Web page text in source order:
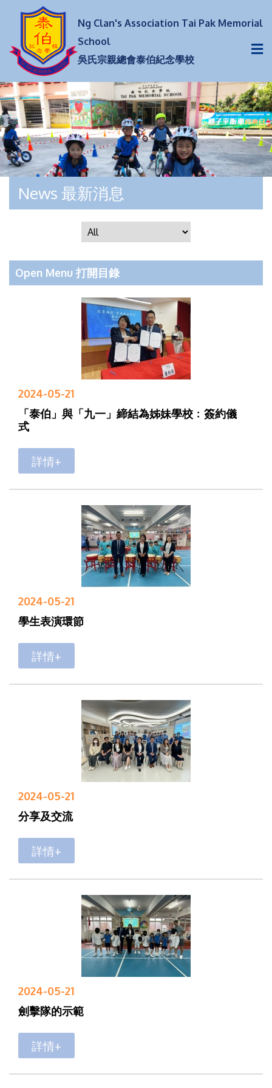
Ng Clan's Association Tai Pak Memorial
School
吳氏宗親總會泰伯紀念學校
News 最新消息
Open Menu 打開目錄
2024-05-21
「泰伯」與「九一」締結為姊妹學校﹕簽約儀
式
詳情+
2024-05-21
學生表演環節
詳情+
2024-05-21
分享及交流
詳情+
2024-05-21
劍擊隊的示範
詳情+